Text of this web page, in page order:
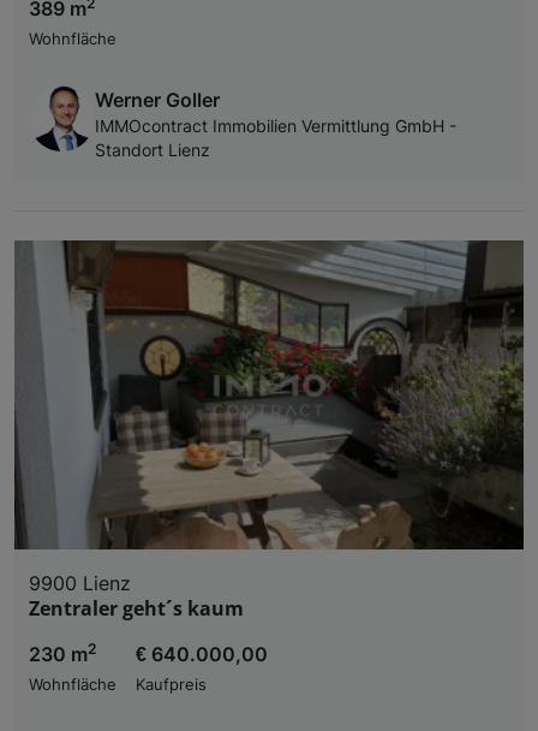
389 m
Wohnfläche
Werner Goller
IMMOcontract Immobilien Vermittlung GmbH -
Standort Lienz
9900 Lienz
Zentraler geht´s kaum
230 m2
Wohnfläche
€ 640.000,00
Kaufpreis